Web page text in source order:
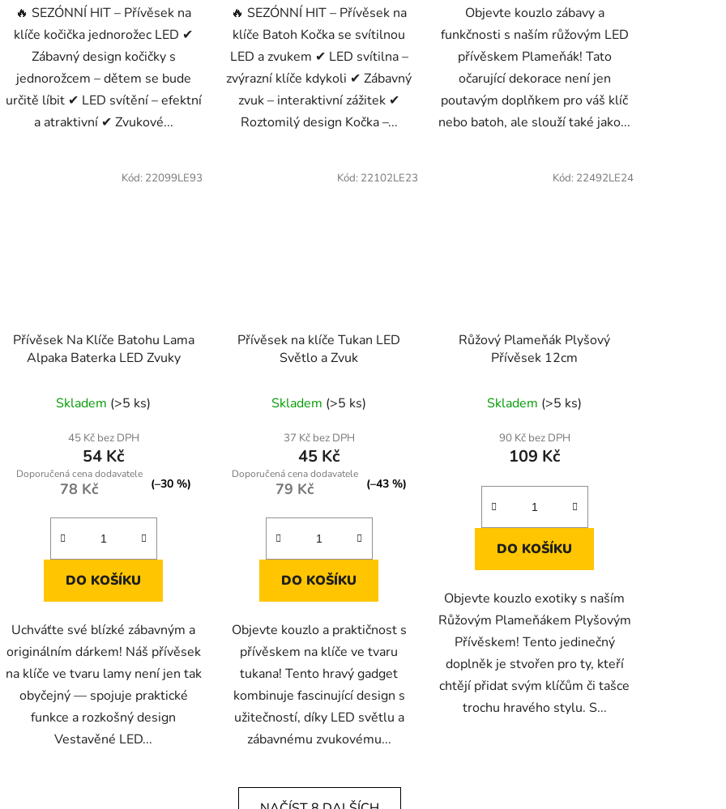
🔥 SEZÓNNÍ HIT – Přívěsek na
klíče kočička jednorožec LED ✔
Zábavný design kočičky s
jednorožcem – dětem se bude
určitě líbit ✔ LED svítění – efektní
a atraktivní ✔ Zvukové...
🔥 SEZÓNNÍ HIT – Přívěsek na
klíče Batoh Kočka se svítilnou
LED a zvukem ✔ LED svítilna –
zvýrazní klíče kdykoli ✔ Zábavný
zvuk – interaktivní zážitek ✔
Roztomilý design Kočka –...
Objevte kouzlo zábavy a
funkčnosti s naším růžovým LED
přívěskem Plameňák! Tato
očarující dekorace není jen
poutavým doplňkem pro váš klíč
nebo batoh, ale slouží také jako...
Přívěsek Na Klíče Batohu Lama
Alpaka Baterka LED Zvuky
Skladem (>5 ks)
45 Kč bez DPH
54 Kč
78 Kč (–30 %)
DO KOŠÍKU
Uchváťte své blízké zábavným a
originálním dárkem! Náš přívěsek
na klíče ve tvaru lamy není jen tak
obyčejný — spojuje praktické
funkce a rozkošný design
Vestavěné LED...
Kód: 22099LE93
Přívěsek na klíče Tukan LED
Světlo a Zvuk
Skladem (>5 ks)
37 Kč bez DPH
45 Kč
79 Kč (–43 %)
DO KOŠÍKU
Objevte kouzlo a praktičnost s
přívěskem na klíče ve tvaru
tukana! Tento hravý gadget
kombinuje fascinující design s
užitečností, díky LED světlu a
zábavnému zvukovému...
Kód: 22102LE23
Růžový Plameňák Plyšový
Přívěsek 12cm
Skladem (>5 ks)
90 Kč bez DPH
109 Kč
DO KOŠÍKU
Objevte kouzlo exotiky s naším
Růžovým Plameňákem Plyšovým
Přívěskem! Tento jedinečný
doplněk je stvořen pro ty, kteří
chtějí přidat svým klíčům či tašce
trochu hravého stylu. S...
Kód: 22492LE24